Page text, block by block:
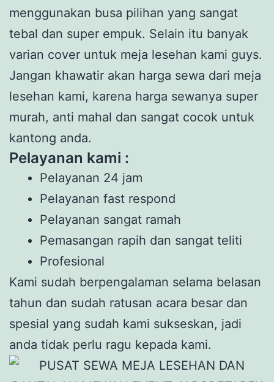
menggunakan busa pilihan yang sangat
tebal dan super empuk. Selain itu banyak
varian cover untuk meja lesehan kami guys.
Jangan khawatir akan harga sewa dari meja
lesehan kami, karena harga sewanya super
murah, anti mahal dan sangat cocok untuk
kantong anda.
Pelayanan kami :
Pelayanan 24 jam
Pelayanan fast respond
Pelayanan sangat ramah
Pemasangan rapih dan sangat teliti
Profesional
Kami sudah berpengalaman selama belasan
tahun dan sudah ratusan acara besar dan
spesial yang sudah kami sukseskan, jadi
anda tidak perlu ragu kepada kami.